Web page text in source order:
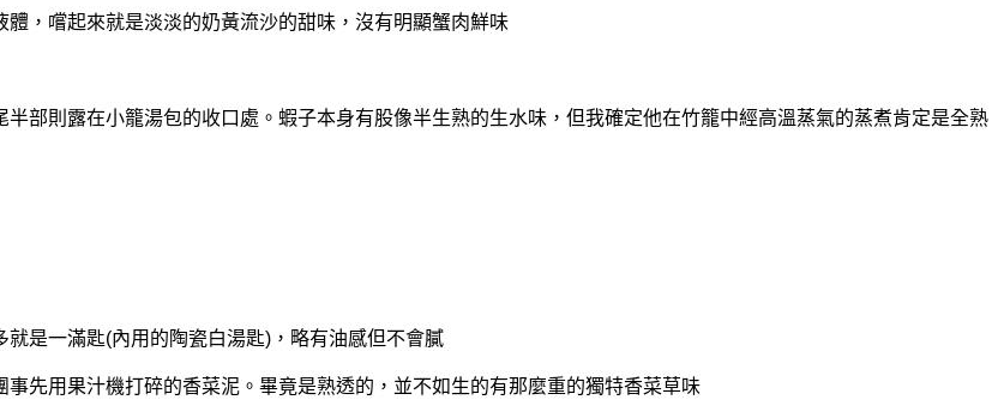
，嚐起來就是淡淡的奶黃流沙的甜味，沒有明顯蟹肉鮮味
部則露在小籠湯包的收口處。蝦子本身有股像半生熟的生水味，但我確定他在竹籠中經高溫蒸氣的蒸煮肯定是全熟
是一滿匙(內用的陶瓷白湯匙)，略有油感但不會膩
先用果汁機打碎的香菜泥。畢竟是熟透的，並不如生的有那麼重的獨特香菜草味